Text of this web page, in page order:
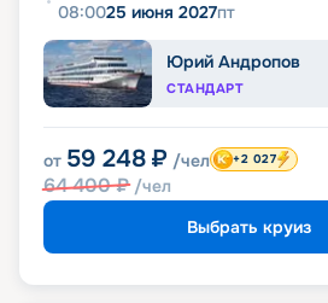
08:0025 июня 2027пт
Юрий Андропов
СТАНДАРТ
от 59 248 ₽ /чел
64 400₽ /чел
+2 027
Выбрать круиз